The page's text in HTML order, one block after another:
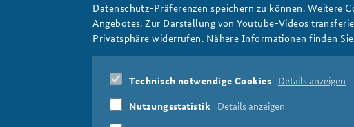
Weltraumkommando
Datenschutz-Präferenzen speichern zu können. Weitere
Angebotes. Zur Darstellung von Youtube-Videos
Privatsphäre widerrufen. Nähere Informationen finden Sie
Technisch notwendige Cookies Details anzeigen
Nutzungsstatistik Details anzeigen